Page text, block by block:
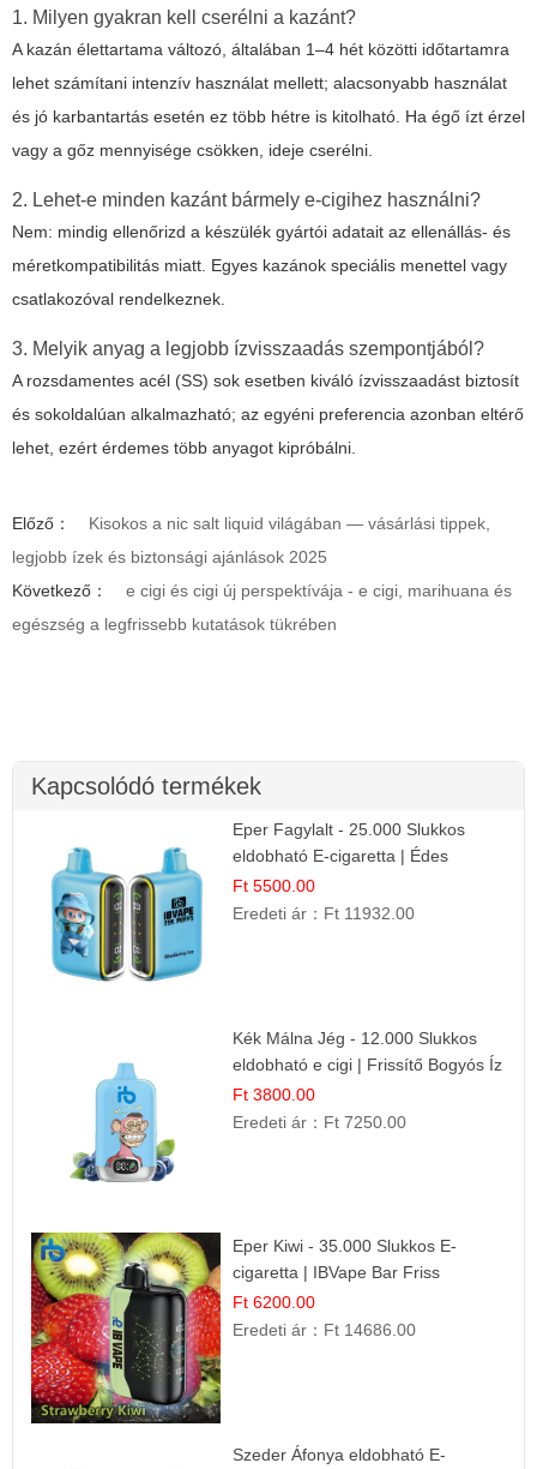
1. Milyen gyakran kell cserélni a kazánt?
A kazán élettartama változó, általában 1–4 hét közötti időtartamra
lehet számítani intenzív használat mellett; alacsonyabb használat
és jó karbantartás esetén ez több hétre is kitolható. Ha égő ízt érzel
vagy a gőz mennyisége csökken, ideje cserélni.
2. Lehet-e minden kazánt bármely e-cigihez használni?
Nem: mindig ellenőrizd a készülék gyártói adatait az ellenállás- és
méretkompatibilitás miatt. Egyes kazánok speciális menettel vagy
csatlakozóval rendelkeznek.
3. Melyik anyag a legjobb ízvisszaadás szempontjából?
A rozsdamentes acél (SS) sok esetben kiváló ízvisszaadást biztosít
és sokoldalúan alkalmazható; az egyéni preferencia azonban eltérő
lehet, ezért érdemes több anyagot kipróbálni.
Előző：
Kisokos a nic salt liquid világában — vásárlási tippek,
legjobb ízek és biztonsági ajánlások 2025
Következő：
e cigi és cigi új perspektívája - e cigi, marihuana és
egészség a legfrissebb kutatások tükrében
Kapcsolódó termékek
Eper Fagylalt - 25.000 Slukkos
eldobható E-cigaretta | Édes
Desszert Íz
Ft 5500.00
Eredeti ár： Ft 11932.00
Kék Málna Jég - 12.000 Slukkos
eldobható e cigi | Frissítő Bogyós Íz
Ft 3800.00
Eredeti ár： Ft 7250.00
Eper Kiwi - 35.000 Slukkos E-
cigaretta | IBVape Bar Friss
Gyümölcs Ízek
Ft 6200.00
Eredeti ár： Ft 14686.00
Szeder Áfonya eldobható E-